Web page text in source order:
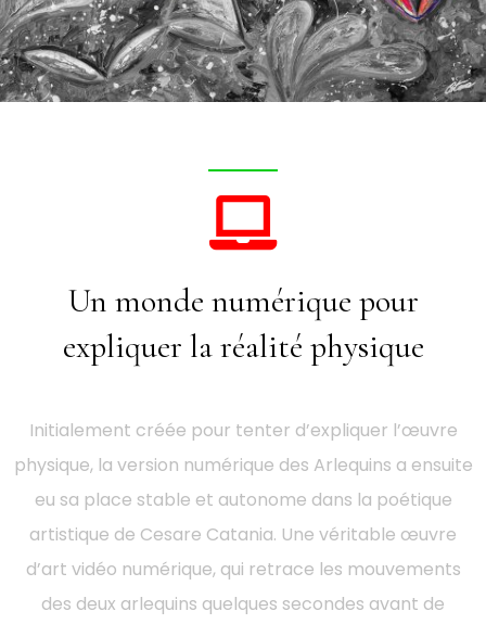
Un monde numérique pour
expliquer la réalité physique
Initialement créée pour tenter d’expliquer l’œuvre
physique, la version numérique des Arlequins a ensuite
eu sa place stable et autonome dans la poétique
artistique de Cesare Catania. Une véritable œuvre
d’art vidéo numérique, qui retrace les mouvements
des deux arlequins quelques secondes avant de